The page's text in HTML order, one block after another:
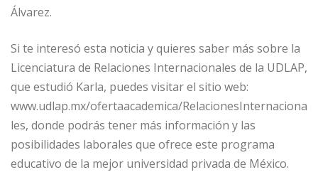
Álvarez.
Si te interesó esta noticia y quieres saber más sobre la
Licenciatura de Relaciones Internacionales de la UDLAP,
que estudió Karla, puedes visitar el sitio web:
www.udlap.mx/ofertaacademica/RelacionesInternaciona
les, donde podrás tener más información y las
posibilidades laborales que ofrece este programa
educativo de la mejor universidad privada de México.